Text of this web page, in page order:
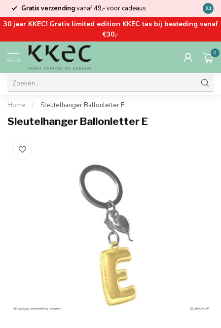
Gratis verzendingvanaf 49,- voor cadeaus Kom
9.1
30 jaar KKEC! Gratis limited edition KKEC tas bij besteding vanaf
€30,-
MENU
0
Home / Sleutelhanger Ballonletter E
Sleutelhanger Ballonletter E